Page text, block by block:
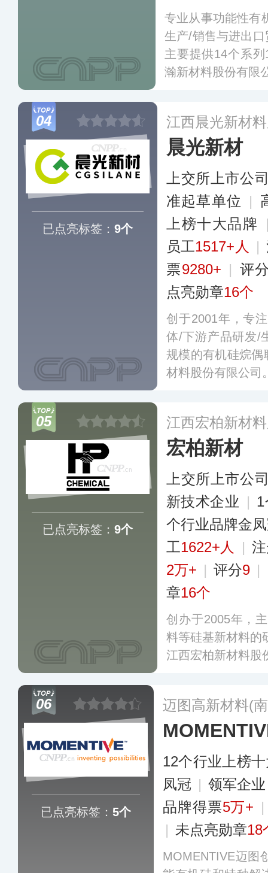
专业从事功能性有
生产/销售与进出
主要提供14个系
瀚新材料股份有限
04
已点亮标签： 9个
江西晨光新材
晨光新材
上交所上市公
准起草单位
|
上榜十大品牌
员工1517+人 |
票9280+ | 评
点亮勋章16个
创于2001年，专
体/下游产品研发/
规模的有机硅烷
材料股份有限公司
05
已点亮标签： 9个
江西宏柏新材
宏柏新材
上交所上市公
新技术企业 |
个行业品牌金
工1622+人 |
2万+ | 评分9 |
章16个
创办于2005年，
料等硅基新材料的
江西宏柏新材料股
06
已点亮标签： 5个
迈图高新材料(
12个行业上榜
凤冠 | 领军企
品牌得票5万+
| 未点亮勋章18
MOMENTIVE迈图